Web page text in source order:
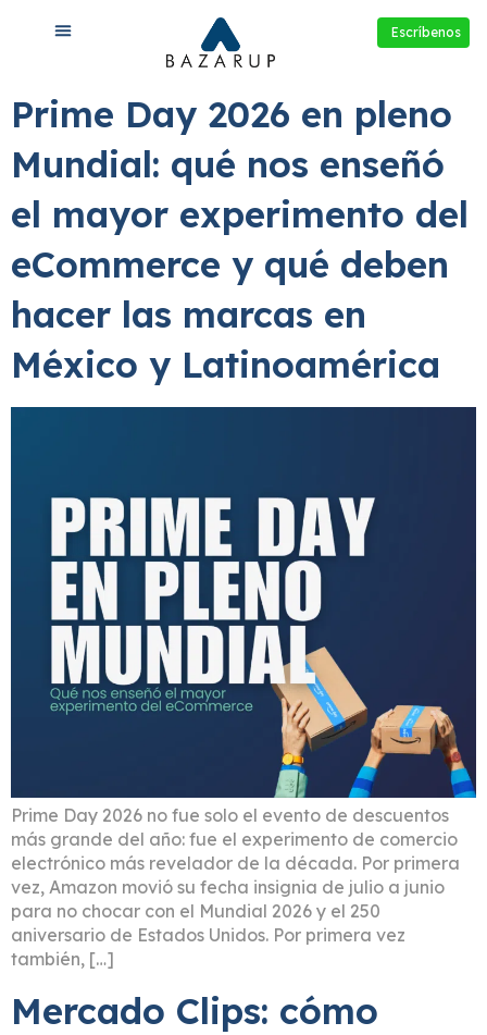
Escríbenos
Prime Day 2026 en pleno
Mundial: qué nos enseñó
el mayor experimento del
eCommerce y qué deben
hacer las marcas en
México y Latinoamérica
Prime Day 2026 no fue solo el evento de descuentos
más grande del año: fue el experimento de comercio
electrónico más revelador de la década. Por primera
vez, Amazon movió su fecha insignia de julio a junio
para no chocar con el Mundial 2026 y el 250
aniversario de Estados Unidos. Por primera vez
también, […]
Mercado Clips: cómo